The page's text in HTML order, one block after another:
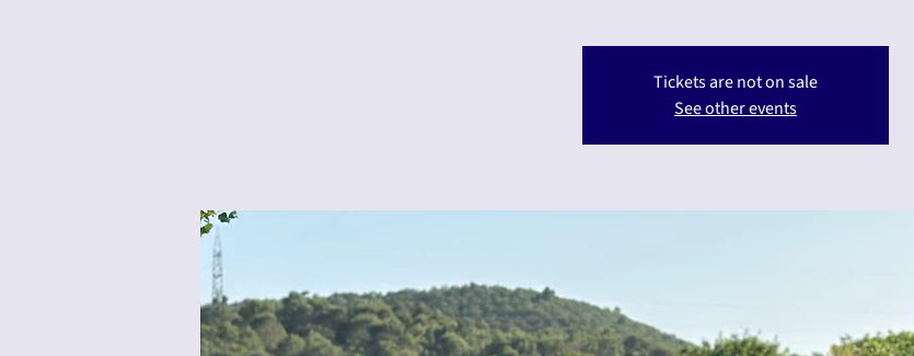
Tickets are not on sale
See other events